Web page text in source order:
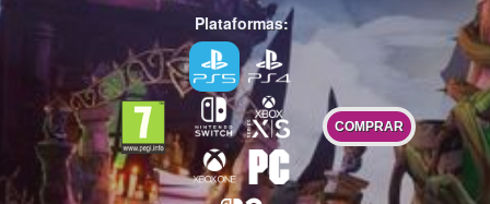
Plataformas:
COMPRAR